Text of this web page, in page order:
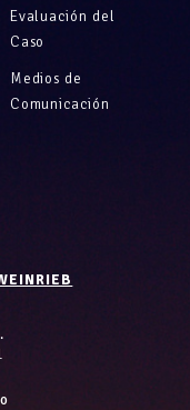
Evaluación del
Caso
Medios de
Comunicación